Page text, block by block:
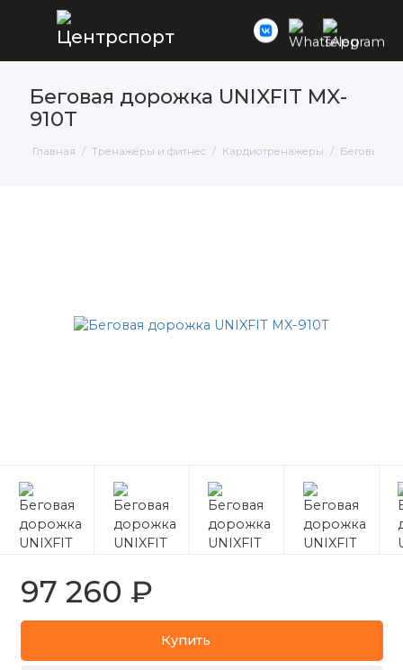
Беговая дорожка UNIXFIT MX-
910T
Главная Тренажёры и фитнес Кардиотренажеры Беговые
97 260 ₽
Купить